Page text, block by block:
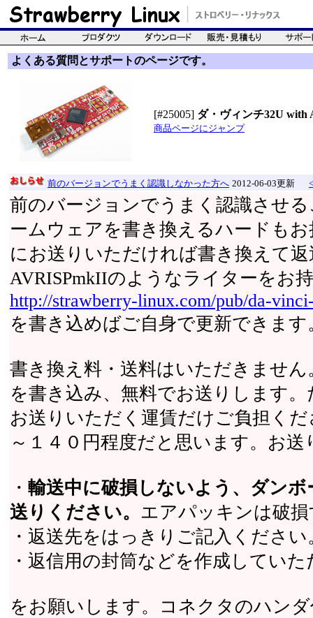
よくある質問とサポートのページです。
[#25005] ダ・ヴィンチ32U with
商品ページにジャンプ
前のバージョンでうまく認識しなかった方へ 2012-06-03更新
前のバージョンでうまく認識させ
ームウェアを書き換えるハードも
にお送りいただければ書き換えて
AVRISPmkIIのようなライターをお
http://strawberry-linux.com/pub/da-
を書き込めばご自身で更新できます
書き換え料・送料はいただきませ
を書き込み、無料でお送りします
お送りいただく運賃だけご負担く
～１４０円程度だと思います。お
・ 輸送中に破損しないよう、ダン
送りください。 エアパッキンは破
・返送先をはっきりご記入ください
・返信用の封筒などを作成してい
をお願いします。コネクタのハン